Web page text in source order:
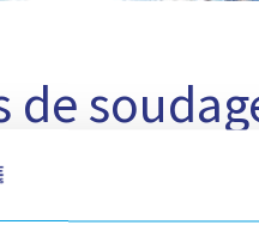
de
pour
et à la